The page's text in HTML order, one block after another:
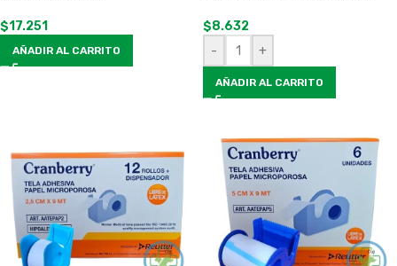
$17.251
AÑADIR AL CARRITO
$8.632
-
+
AÑADIR AL CARRITO